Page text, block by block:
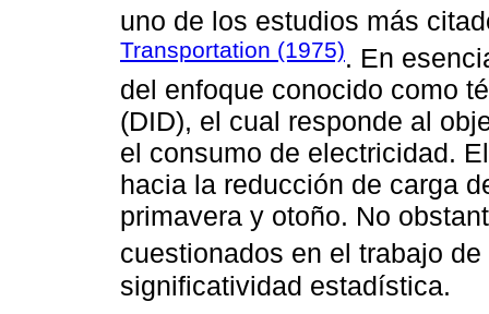
uno de los estudios más
Transportation (1975). En
del enfoque conocido como
(DID), el cual responde al
el consumo de electricidad.
hacia la reducción de carga
primavera y otoño. No
cuestionados en el trabajo de
significatividad estadística.